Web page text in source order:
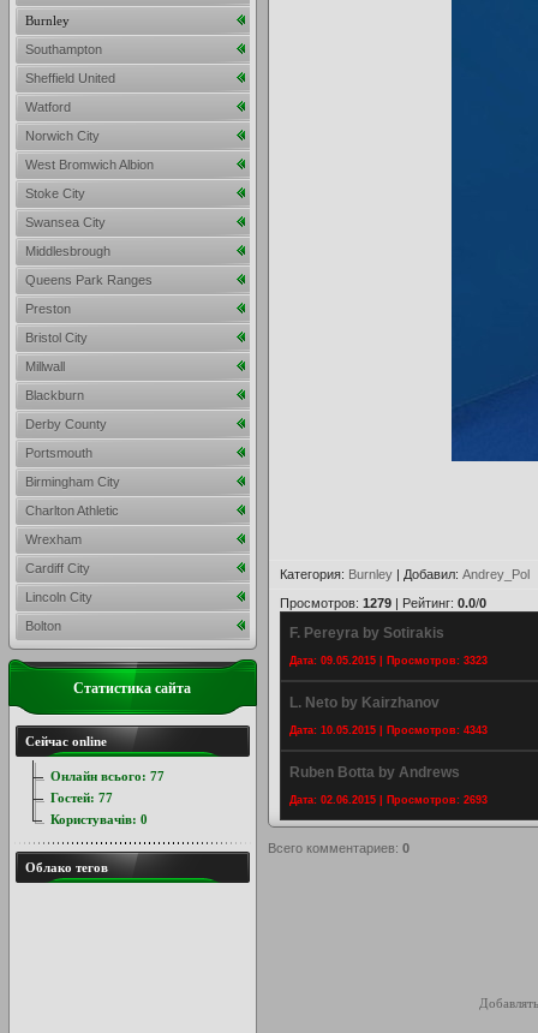
Категория: Burnley | Добавил: Andrey_Pol
Просмотров: 1279 | Рейтинг: 0.0/0
F. Pereyra by Sotirakis
Дата: 09.05.2015 | Просмотров: 3323
L. Neto by Kairzhanov
Дата: 10.05.2015 | Просмотров: 4343
Ruben Botta by Andrews
Дата: 02.06.2015 | Просмотров: 2693
Всего комментариев: 0
Burnley
Southampton
Sheffield United
Watford
Norwich City
West Bromwich Albion
Stoke City
Swansea City
Middlesbrough
Queens Park Ranges
Preston
Bristol City
Millwall
Blackburn
Derby County
Portsmouth
Birmingham City
Charlton Athletic
Wrexham
Cardiff City
Lincoln City
Bolton
Статистика сайта
Сейчас online
Онлайн всього: 77
Гостей: 77
Користувачів: 0
Облако тегов